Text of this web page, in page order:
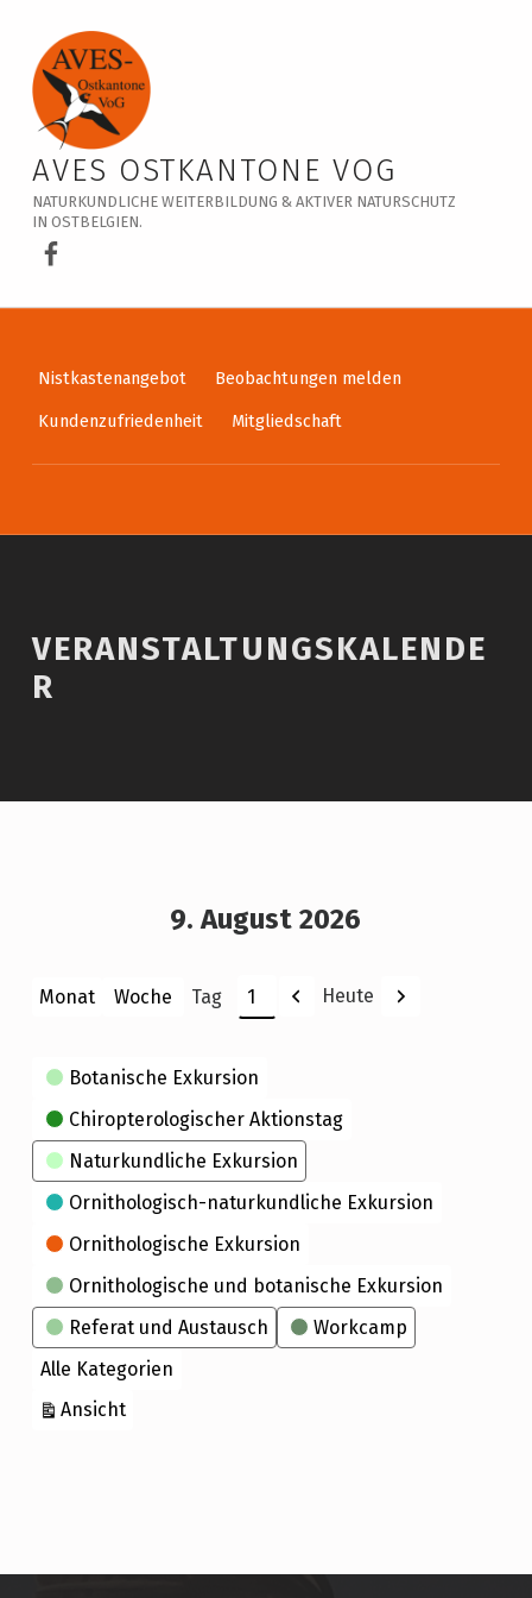
Veranstaltungskalender – AVES Ostkantone VoG
AVES OSTKANTONE VOG
NATURKUNDLICHE WEITERBILDUNG & AKTIVER NATURSCHUTZ
IN OSTBELGIEN.
AVES Ostkantone bei Facebook
Nistkastenangebot
Beobachtungen melden
Kundenzufriedenheit
Mitgliedschaft
VERANSTALTUNGSKALENDE
R
9. August 2026
Monat Woche Tag
Monat
Tag
Jahr
Zurück
Heute Weiter
Kategorien
Botanische Exkursion
Chiropterologischer Aktionstag
Naturkundliche Exkursion
Ornithologisch-naturkundliche Exkursion
Ornithologische Exkursion
Ornithologische und botanische Exkursion
Referat und Austausch
Workcamp
Alle Kategorien
Ansichtausdrucken